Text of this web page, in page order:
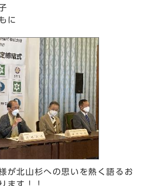
に
が北山杉への思いを熱く語るお
ます！！